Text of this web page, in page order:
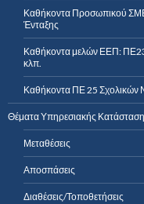
Καθήκοντα Προσωπικού
Ένταξης
Καθήκοντα μελών ΕΕΠ:
κλπ.
Καθήκοντα ΠΕ 25 Σχολικών
Θέματα Υπηρεσιακής
Μεταθέσεις
Αποσπάσεις
Διαθέσεις/Τοποθετήσεις